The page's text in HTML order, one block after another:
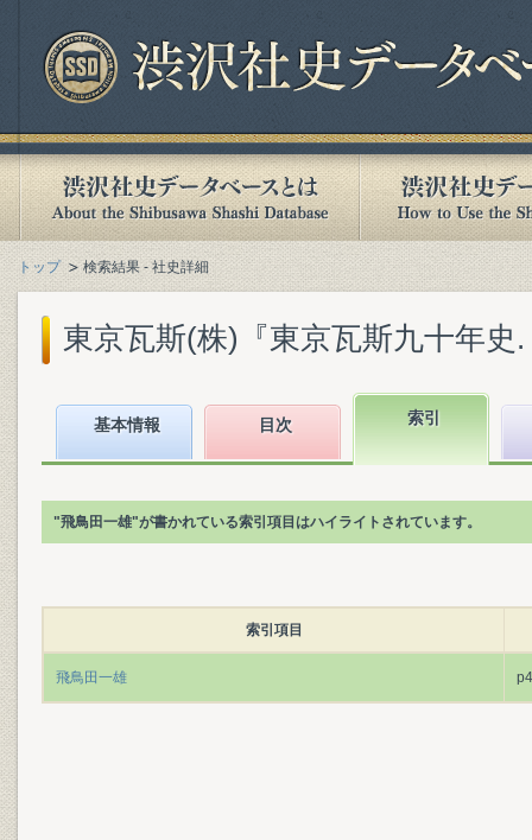
トップ 検索結果 - 社史詳細
東京瓦斯(株)『東京瓦斯九十年史
基本情報 目次 索引
"飛鳥田一雄"が書かれている索引項目はハイライトされています。
索引項目
飛鳥田一雄